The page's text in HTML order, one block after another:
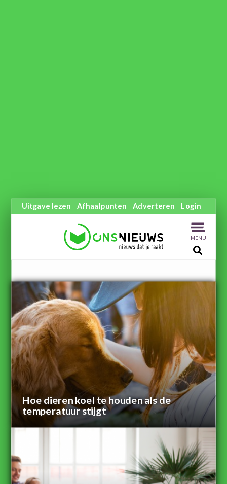
Uitgave lezen Afhaalpunten Adverteren Login
MENU
Hoe dieren koel te houden als de
temperatuur stijgt